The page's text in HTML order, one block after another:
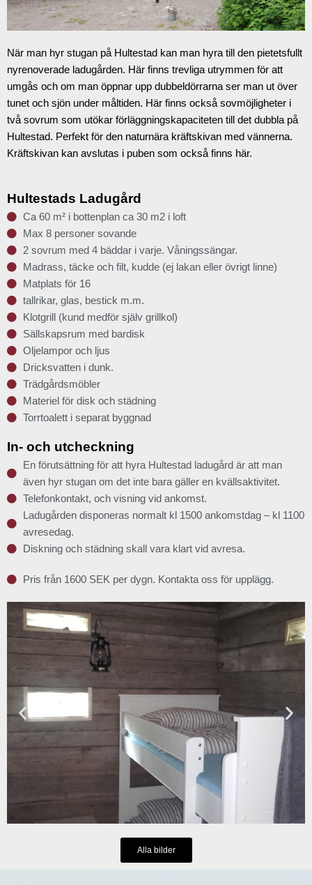
När man hyr stugan på Hultestad kan man hyra till den pietetsfullt
nyrenoverade ladugården. Här finns trevliga utrymmen för att
umgås och om man öppnar upp dubbeldörrarna ser man ut över
tunet och sjön under måltiden. Här finns också sovmöjligheter i
två sovrum som utökar förläggningskapaciteten till det dubbla på
Hultestad. Perfekt för den naturnära kräftskivan med vännerna.
Kräftskivan kan avslutas i puben som också finns här.
Hultestads Ladugård
Ca 60 m² i bottenplan ca 30 m2 i loft
Max 8 personer sovande
2 sovrum med 4 bäddar i varje. Våningssängar.
Madrass, täcke och filt, kudde (ej lakan eller övrigt linne)
Matplats för 16
tallrikar, glas, bestick m.m.
Klotgrill (kund medför själv grillkol)
Sällskapsrum med bardisk
Oljelampor och ljus
Dricksvatten i dunk.
Trädgårdsmöbler
Materiel för disk och städning
Torrtoalett i separat byggnad
In- och utcheckning
En förutsättning för att hyra Hultestad ladugård är att man
även hyr stugan om det inte bara gäller en kvällsaktivitet.
Telefonkontakt, och visning vid ankomst.
Ladugården disponeras normalt kl 1500 ankomstdag – kl 1100
avresedag.
Diskning och städning skall vara klart vid avresa.
Pris från 1600 SEK per dygn. Kontakta oss för upplägg.
Alla bilder